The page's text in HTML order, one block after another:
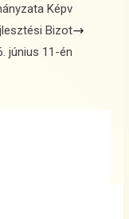
Képv
Bizot
június 11-én